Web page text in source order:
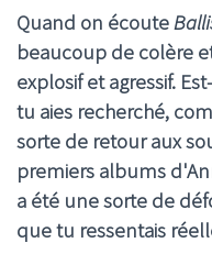
Quand on écoute
beaucoup de colère
explosif et agressif.
tu aies recherché,
sorte de retour aux
premiers albums
a été une sorte de
que tu ressentais